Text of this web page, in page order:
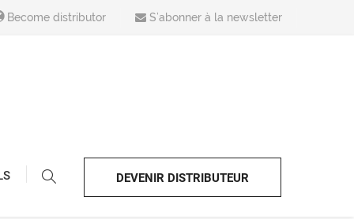
Become distributor S’abonner à la newsletter
DEVENIR DISTRIBUTEUR